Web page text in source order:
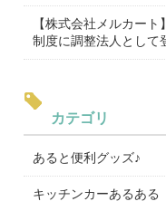
【株式会社メルカー
制度に調整法人として
カテゴリ
あると便利グッズ♪
キッチンカーあるある